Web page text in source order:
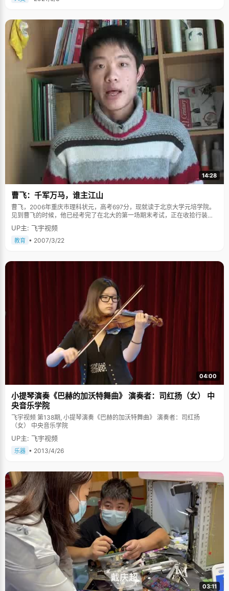
的故事，三个大男生，没有任何骑行经验，却敢于上路，一路上风风雨雨，
经历最多的事情反而是——修自行车。这一路上，不仅锻炼了他们的意志品
质，还让他们的修车技术有了很大的提升，林达笑着与我们分享。 采访结
束，林达给我们的感觉就像一个绅士，总是很安静的微笑着，他告诉我们接
下来可能要到英国留学，愿林达同学能够在英国能够取得更多的进步。
14:28
曹飞：千军万马，谁主江山
曹飞，2006年重庆市理科状元，高考697分，现就读于北京大学元培学院。
见到曹飞的时候，他已经考完了在北大的第一场期末考试，正在收拾行装准
备回家，北京冬天的寒冷让这个来自重庆的男孩有点不太适应，更多的是对
家乡的思念。说起状元的事情，曹飞腼腆的笑容里带着无限的幸福，讲起小
时候故事，还时常的吐吐舌头。 曹飞说，小时候的村子里，有一个女老师开
最后一年，曹飞发愤努力了一年，在最后的中考中，终于以县第一名的成绩
考入了重庆市第一中学，这可是曹飞从小到大最好的成绩了。 不过紧接着，
曹飞就接到了一个不合格的通知单。在入学考试中，曹飞考了100多名，这
个成绩给了曹飞重重的一击，也让高中的班主任老师对这个孩子感到迟疑，
他甚至打电话给曹飞初中的班主任老师了解曹飞的学习情况。&quot;从第一
名到100多名，差别太大了，当时我真有点受不了。&quot;排名的超低和老
师的怀疑让曹飞感到一种从未有过的耻辱感，从此，曹飞开始&quot;特别玩
命&quot;的学习，努力了一年之后，终于又考上了年级的第一名。 独木桥是
无可奈何的选择，状元是意外的惊喜 虽然曹飞在高考的时候拿了第一名，但
这不是他的初衷，他原本想通过竞赛取得学校保送的名额，轻轻松松上了清
华北大。但因为一次奥赛的失利，他失去了保送的名额，&quot;那天班主任
老师告诉我，我不能被保送的时候，我感到一种轰然天蹋的感觉，自己私下
大哭了一场。&quot;说到这里，曹飞害羞的吐了下舌头，率真的性情表露无
不断参加数学竞赛的缘故，曹飞偏科很厉害，语文更是出奇的差，在高考的
最后四个月，曹飞开始发挥自己刚入学时候的那种&quot;拼命&quot;精神来
学习，每天晚上抽出一节课的时间请老师为自己补习语文，周末的时候一个
人在寝室学习，&quot;补语文都补到恶心的地步了，不过为了高考只能坚
持。&quot;在最后的高考中，曹飞还拿到了120多分的成绩，虽然不是很高
分，但曹飞已经很满意了。 在从同学口中得知自己是状元的时候，曹飞激动
努力学习，让父母过上幸福的生活 曹飞的家庭情况不是很好，父母都是农
庆一中免去了曹飞的全部学杂费，并提供一定的补助，让曹飞顺利度过了高
中的学习生活。 虽然曹飞爸妈的文化程度不高，但是他们从小就教育曹飞要
好好学习，平时就算省吃俭用也要供孩子上学，&quot;小时候，爸爸妈妈常
常鼓励我要考清华大学，我也跟别人说自己长大了要考清华，其实我根本不
知道清华是什么&quot;。大一点了，曹飞终于理解了清华的含义，清华不仅
仅是全国最好的学校，更是父母的一个希望，一个寄托。没有优越的生活条
件，没有广阔的脉络关系，要改变这个贫寒的家，只有靠曹飞的勤奋和努
力。 尽管最后没有选择清华，但考了状元让曹飞的爸爸妈妈感到无比的激动
和骄傲，北大，在父母的眼中是陌生的，但这是一个状元的选择，跟清华有
着相同的意义。 曹飞说，自己对未来的理想没有太明确的目标，现在只想好
好将自己喜欢的数学学好，希望以后能够有份稳定的工作，有份不错的收
入，改善自己的家庭情况，让父母生活得幸福一些。 站在北大校园里，曹飞
单薄的身形显得有些弱不禁风，但是他眼中透露出来的是对未来无比的执着
和坚定，他腼腆的笑着，率真的说着，以后的路也会踏实努力的走着
&hellip;&hellip;
UP主: 飞宇视频
教育 • 2007/3/22
04:00
小提琴演奏《巴赫的加沃特舞曲》 演奏者：司红扬（女） 中
央音乐学院
飞宇视频 第138期, 小提琴演奏《巴赫的加沃特舞曲》 演奏者：司红扬
（女） 中央音乐学院
UP主: 飞宇视频
乐器 • 2013/4/26
03:11